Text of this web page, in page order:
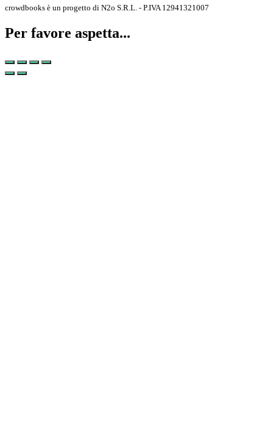
crowdbooks è un progetto di N2o S.R.L. - P.IVA 12941321007
Per favore aspetta...